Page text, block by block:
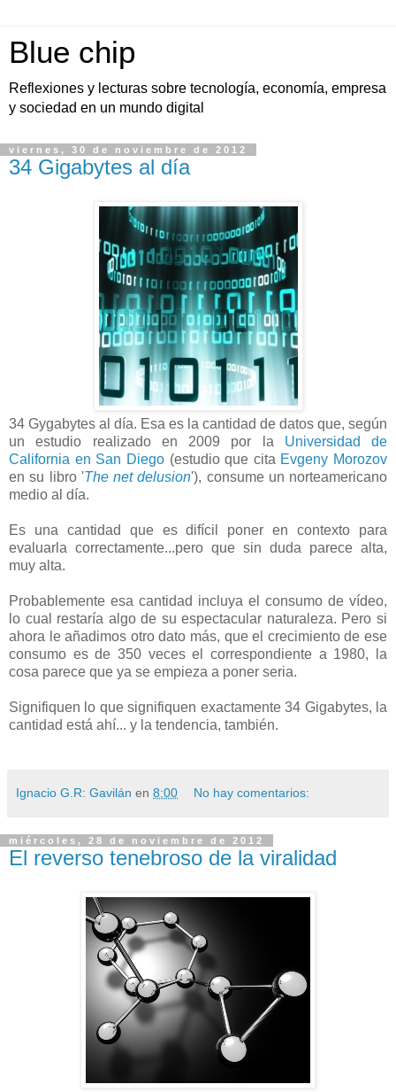
Blue chip
Reflexiones y lecturas sobre tecnología, economía, empresa
y sociedad en un mundo digital
viernes, 30 de noviembre de 2012
34 Gigabytes al día
34 Gygabytes al día. Esa es la cantidad de datos que, según
un estudio realizado en 2009 por la Universidad de
California en San Diego(estudio que cita Evgeny Morozov
en su libro 'The net delusion'), consume un norteamericano
medio al día.
Es una cantidad que es difícil poner en contexto para
evaluarla correctamente...pero que sin duda parece alta,
muy alta.
Probablemente esa cantidad incluya el consumo de vídeo,
lo cual restaría algo de su espectacular naturaleza. Pero si
ahora le añadimos otro dato más, que el crecimiento de ese
consumo es de 350 veces el correspondiente a 1980, la
cosa parece que ya se empieza a poner seria.
Signifiquen lo que signifiquen exactamente 34 Gigabytes, la
cantidad está ahí... y la tendencia, también.
Ignacio G.R: Gavilán en 8:00 No hay comentarios:
miércoles, 28 de noviembre de 2012
El reverso tenebroso de la viralidad